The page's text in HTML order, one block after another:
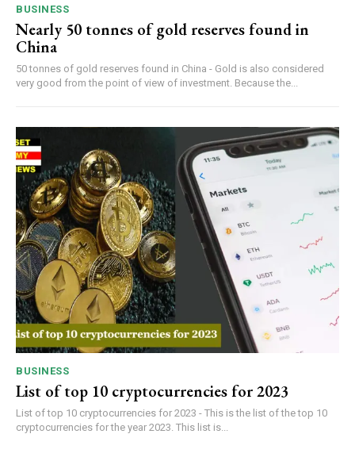
BUSINESS
Nearly 50 tonnes of gold reserves found in
China
50 tonnes of gold reserves found in China - Gold is also considered
very good from the point of view of investment. Because the...
BUSINESS
List of top 10 cryptocurrencies for 2023
List of top 10 cryptocurrencies for 2023 - This is the list of the top 10
cryptocurrencies for the year 2023. This list is...